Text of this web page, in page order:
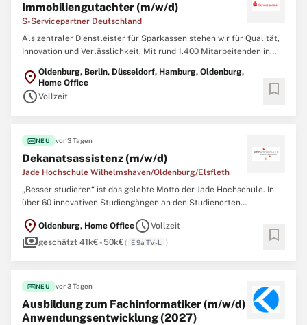
Immobiliengutachter (m/w/d)
S-Servicepartner Deutschland
Als zentraler Dienstleister für Sparkassen stehen wir für Qualität,
Innovation und Verlässlichkeit. Mit rund 1.400 Mitarbeitenden in
digitale Lösungen in der Marktfolge effizient laufen. So können
sich Sparkassen auf das Wesentliche konzentrieren ...
location_on Oldenburg, Berlin, Düsseldorf, Hamburg, Oldenburg,
Home Office
scheduleVollzeit bookmark
fiber_newNEU vor 3 Tagen
Dekanatsassistenz (m/w/d)
Jade Hochschule Wilhelmshaven/Oldenburg/Elsfleth
„Besser studieren“ ist das gelebte Motto der Jade Hochschule. In
über 60 innovativen Studiengängen an den Studienorten
Studierende wissenschaftlich und praxisnah aus. Über 170
Professorinnen und Professoren sowie rund 400 Mitarbeitende
location_on Oldenburg, Home OfficescheduleVollzeit
paymentsgeschätzt 41k€ - 50k€( E 9a TV-L ) bookmark
fiber_newNEU vor 3 Tagen
Ausbildung zum Fachinformatiker (m/w/d)
Anwendungsentwicklung (2027)